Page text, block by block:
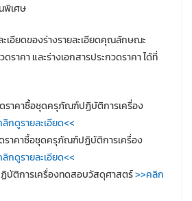
พิเศษ
ะเอียดของร่างรายละเอียดคุณลักษณะ
ดราคา และร่างเอกสารประกวดราคา ได้ที่
ราคาซื้อชุดครุภัณฑ์ปฏิบัติการเครื่อง
กดูรายละเอียด<<
ราคาซื้อชุดครุภัณฑ์ปฏิบัติการเครื่อง
กดูรายละเอียด<<
บัติการเครื่องทดสอบวัสดุศาสตร์>>คลิก